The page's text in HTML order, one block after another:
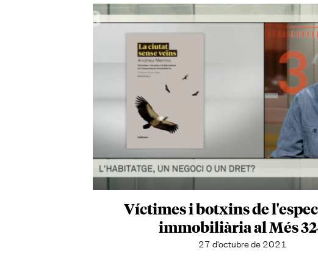
Víctimes i botxins de
immobiliària al Més
27 d'octubre de 2021